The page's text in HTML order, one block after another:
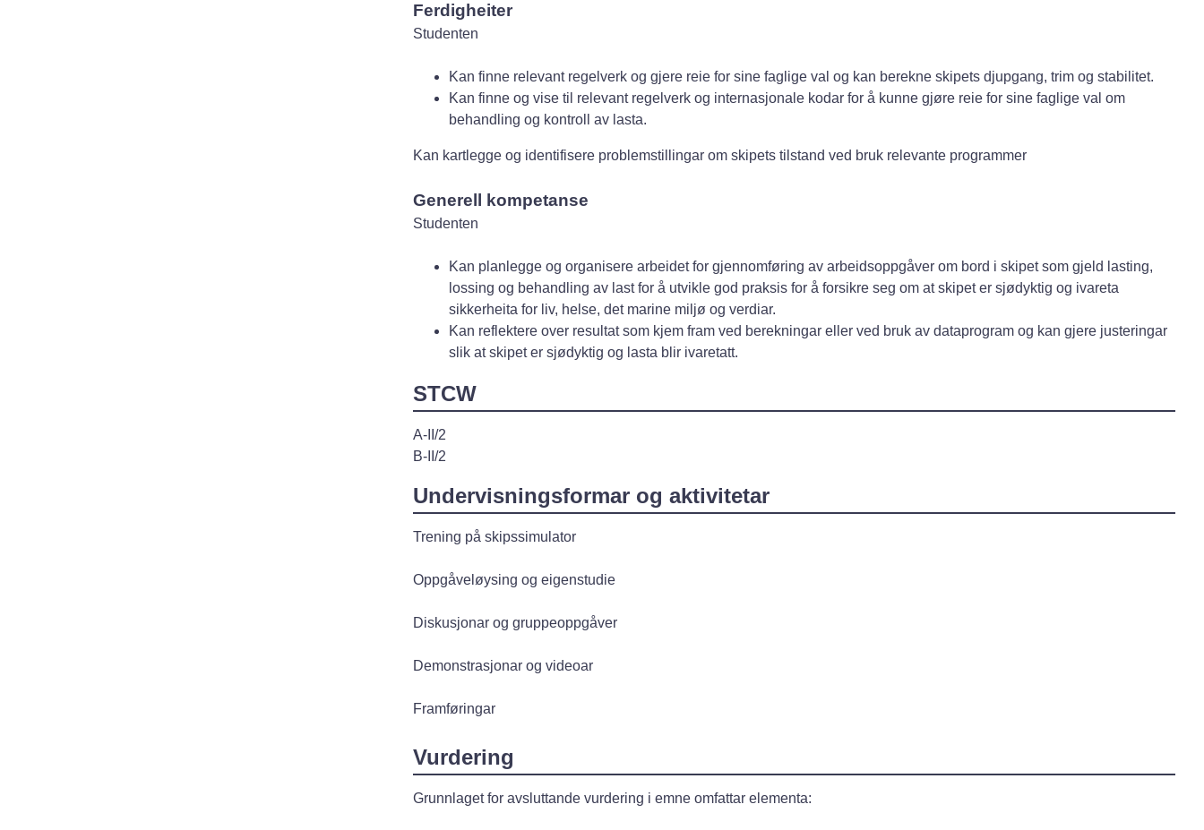
Ferdigheiter
Studenten
Kan finne relevant regelverk og gjere reie for sine faglige val og kan berekne skipets djupgang, trim og stabilitet.
Kan finne og vise til relevant regelverk og internasjonale kodar for å kunne gjøre reie for sine faglige val om
behandling og kontroll av lasta.
Kan kartlegge og identifisere problemstillingar om skipets tilstand ved bruk relevante programmer
Generell kompetanse
Studenten
Kan planlegge og organisere arbeidet for gjennomføring av arbeidsoppgåver om bord i skipet som gjeld lasting,
lossing og behandling av last for å utvikle god praksis for å forsikre seg om at skipet er sjødyktig og ivareta
sikkerheita for liv, helse, det marine miljø og verdiar.
Kan reflektere over resultat som kjem fram ved berekningar eller ved bruk av dataprogram og kan gjere justeringar
slik at skipet er sjødyktig og lasta blir ivaretatt.
STCW
A-II/2
B-II/2
Undervisningsformar og aktivitetar
Trening på skipssimulator
Oppgåveløysing og eigenstudie
Diskusjonar og gruppeoppgåver
Demonstrasjonar og videoar
Framføringar
Vurdering
Grunnlaget for avsluttande vurdering i emne omfattar elementa: